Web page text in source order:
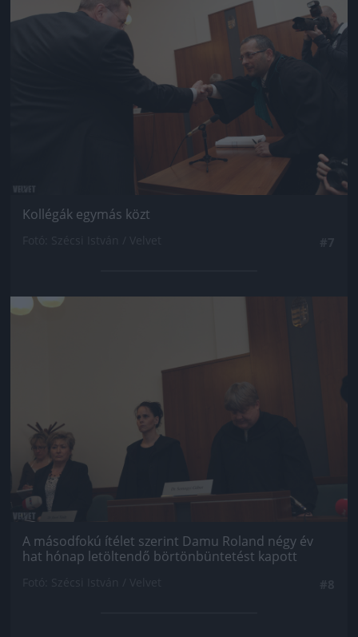
Kollégák egymás közt
A másodfokú ítélet szerint Damu Roland négy év
hat hónap letöltendő börtönbüntetést kapott